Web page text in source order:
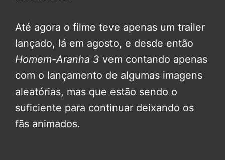
Até agora o filme teve apenas um trailer
lançado, lá em agosto, e desde então
Homem-Aranha 3 vem contando apenas
com o lançamento de algumas imagens
aleatórias, mas que estão sendo o
suficiente para continuar deixando os
fãs animados.